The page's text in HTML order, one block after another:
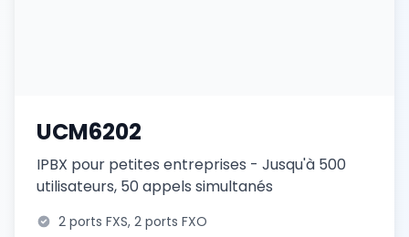
UCM6202
IPBX pour petites entreprises - Jusqu'à 500
utilisateurs, 50 appels simultanés
2 ports FXS, 2 ports FXO